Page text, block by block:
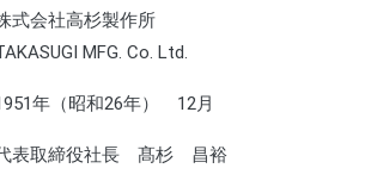
式会社高杉製作所
MFG. Co. Ltd.
年（昭和26年） 12月
表取締役社長 髙杉 昌裕